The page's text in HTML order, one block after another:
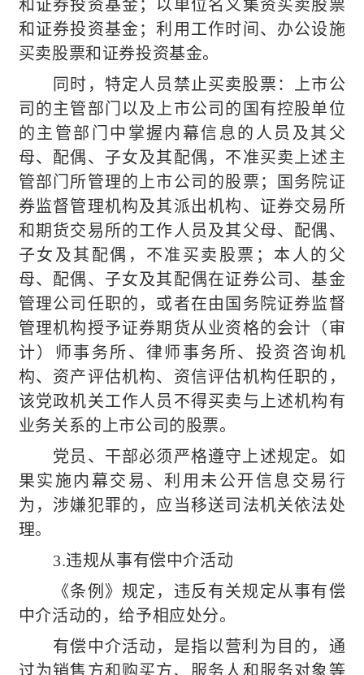
和证券投资基金；以单位名义集资买卖股票
和证券投资基金；利用工作时间、办公设施
买卖股票和证券投资基金。
同时，特定人员禁止买卖股票：上市公
司的主管部门以及上市公司的国有控股单位
的主管部门中掌握内幕信息的人员及其父
母、配偶、子女及其配偶，不准买卖上述主
管部门所管理的上市公司的股票；国务院证
券监督管理机构及其派出机构、证券交易所
和期货交易所的工作人员及其父母、配偶、
子女及其配偶，不准买卖股票；本人的父
母、配偶、子女及其配偶在证券公司、基金
管理公司任职的，或者在由国务院证券监督
管理机构授予证券期货从业资格的会计（审
计）师事务所、律师事务所、投资咨询机
构、资产评估机构、资信评估机构任职的，
该党政机关工作人员不得买卖与上述机构有
业务关系的上市公司的股票。
党员、干部必须严格遵守上述规定。如
果实施内幕交易、利用未公开信息交易行
为，涉嫌犯罪的，应当移送司法机关依法处
理。
3.违规从事有偿中介活动
《条例》规定，违反有关规定从事有偿
中介活动的，给予相应处分。
有偿中介活动，是指以营利为目的，通
过为销售方和购买方、服务人和服务对象等